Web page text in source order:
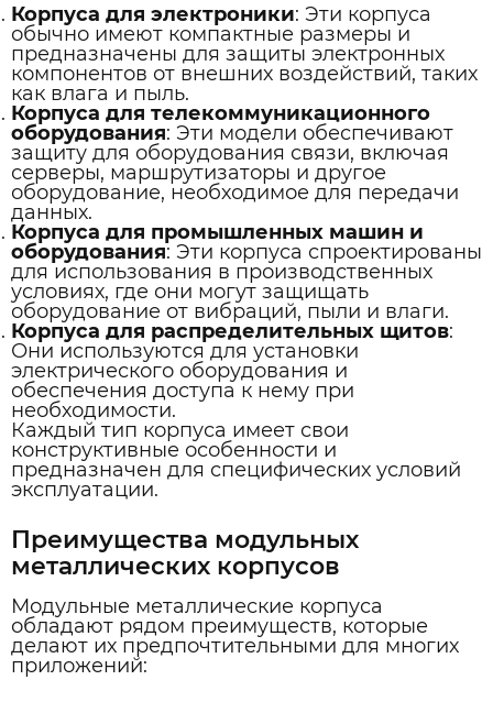
Корпуса для электроники: Эти корпуса
обычно имеют компактные размеры и
предназначены для защиты электронных
компонентов от внешних воздействий, таких
как влага и пыль.
Корпуса для телекоммуникационного
оборудования: Эти модели обеспечивают
защиту для оборудования связи, включая
серверы, маршрутизаторы и другое
оборудование, необходимое для передачи
данных.
Корпуса для промышленных машин и
оборудования: Эти корпуса спроектированы
для использования в производственных
условиях, где они могут защищать
оборудование от вибраций, пыли и влаги.
Корпуса для распределительных щитов:
Они используются для установки
электрического оборудования и
обеспечения доступа к нему при
необходимости.
Каждый тип корпуса имеет свои
конструктивные особенности и
предназначен для специфических условий
эксплуатации.
Преимущества модульных
металлических корпусов
Модульные металлические корпуса
обладают рядом преимуществ, которые
делают их предпочтительными для многих
приложений: